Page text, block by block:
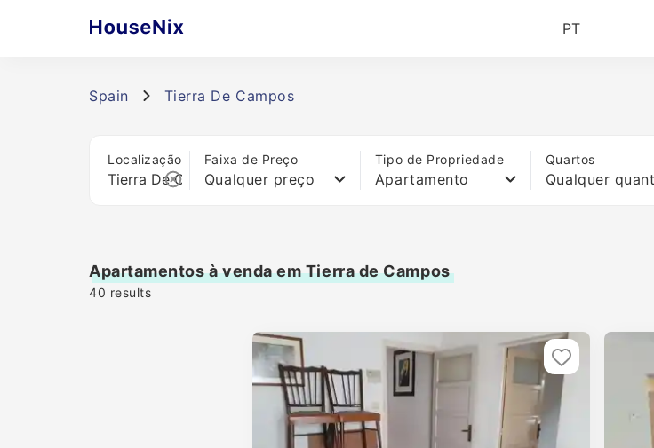
PT
Spain Tierra De Campos
Localização Faixa de Preço
Qualquer preço
Tipo de Propriedade
Apartamento
Quartos
Apartamentos à venda em Tierra de Campos
40 results